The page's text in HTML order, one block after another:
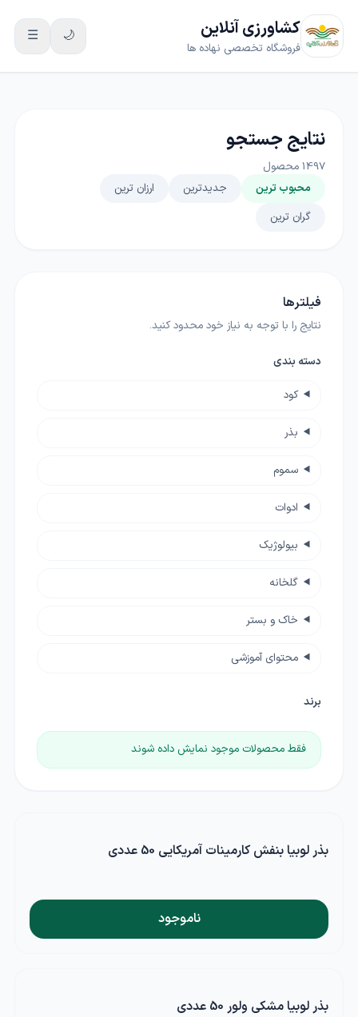
کشاورزی آنلاین
فروشگاه تخصصی نهاده ها
🌙
☰
نتایج جستجو
1497محصول
محبوب ترین
جدیدترین
ارزان ترین
گران ترین
فیلترها
نتایج را با توجه به نیاز خود محدود کنید.
دسته بندی
کود
بذر
سموم
ادوات
بیولوژیک
گلخانه
خاک و بستر
محتوای آموزشی
برند
فقط محصولات موجود نمایش داده شوند
بذر لوبیا بنفش کارمینات آمریکایی 50 عددی
ناموجود
بذر لوبیا مشکی ولور 50 عددی